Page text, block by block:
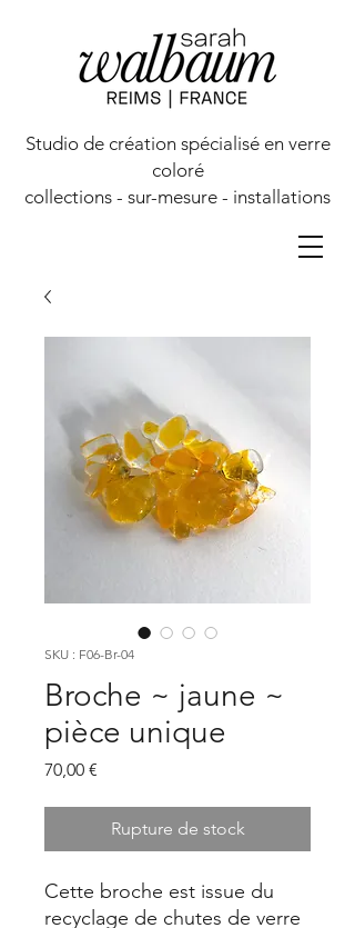
Studio de création spécialisé en verre
coloré
collections - sur-mesure - installations
SKU : F06-Br-04
Broche ~ jaune ~
pièce unique
70,00 €
Rupture de stock
Cette broche est issue du
recyclage de chutes de verre